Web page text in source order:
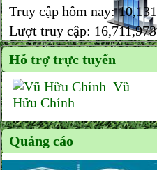
Truy cập hôm nay:10,131
Lượt truy cập: 16,711,973
Hỗ trợ trực tuyến
Vũ
Hữu Chính
Quảng cáo